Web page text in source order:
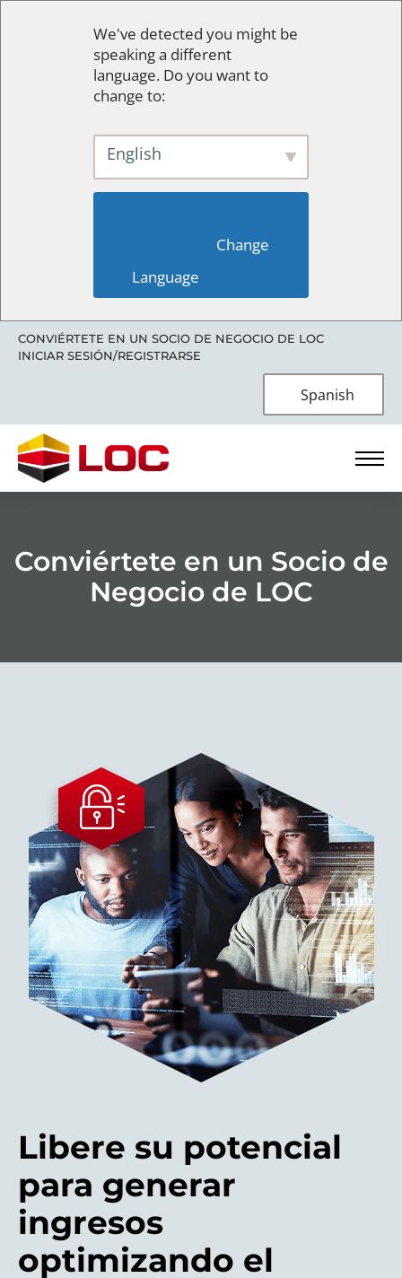
We've detected you might be
speaking a different
language. Do you want to
change to:
English
Language
CONVIÉRTETE EN UN SOCIO DE NEGOCIO DE LOC
INICIAR SESIÓN/REGISTRARSE
Spanish
Conviértete en un Socio de
Negocio de LOC
Libere su potencial
para generar
ingresos
optimizando el